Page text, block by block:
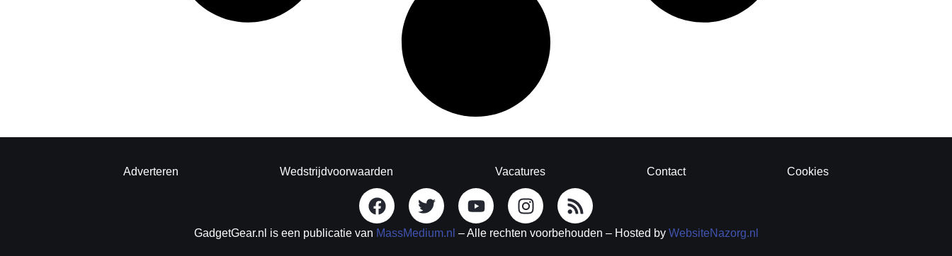
Adverteren Wedstrijdvoorwaarden Vacatures Contact Cookies
GadgetGear.nl is een publicatie van MassMedium.nl – Alle rechten voorbehouden – Hosted by WebsiteNazorg.nl